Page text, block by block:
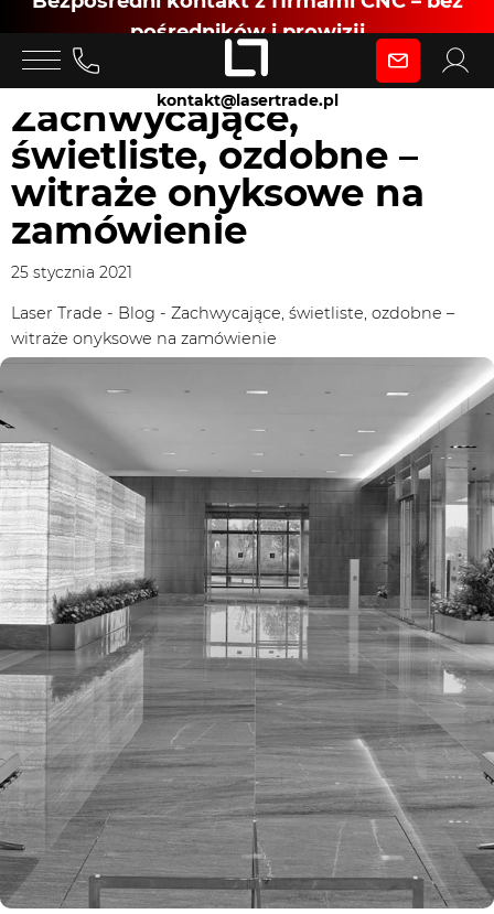
pośredników i prowizji
Zaloguj się
jako
Klient
Zaloguj się
Dołącz jako Partner CNC
Rejestracja
Partner produkcyjny
Zaloguj się
kontakt@lasertrade.pl
Zachwycające,
świetliste, ozdobne –
witraże onyksowe na
zamówienie
25 stycznia 2021
Laser Trade - Blog - Zachwycające, świetliste, ozdobne –
witraże onyksowe na zamówienie